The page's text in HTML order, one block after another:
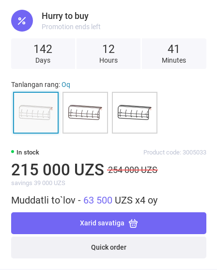
Hurry to buy
Promotion ends left
142
Days
12
Hours
41
Minutes
In stock Product code: 3005033
215 000 UZS 254 000 UZS
savings 39 000 UZS
Muddatli to`lov - 63 500 UZS x4 oy
Xarid savatiga
Quick order
Tanlangan rang:Oq